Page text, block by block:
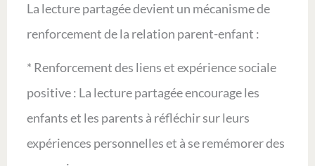
La lecture partagée devient un mécanisme de
renforcement de la relation parent-enfant :
* Renforcement des liens et expérience sociale
positive : La lecture partagée encourage les
enfants et les parents à réfléchir sur leurs
expériences personnelles et à se remémorer des